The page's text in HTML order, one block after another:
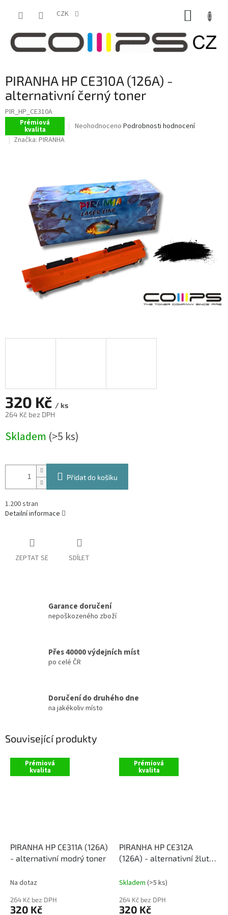
CZK
PIRANHA HP CE310A (126A) -
alternativní černý toner
PIR_HP_CE310A
Prémiová
kvalita
Průměrné
5
hvězdiček.
Neohodnoceno Podrobnosti hodnocení
Značka: PIRANHA
320 Kč / ks
264 Kč bez DPH
cena:
Skladem (>5 ks)
Přidat do košíku
1.200 stran
Detailní informace
ZEPTAT SE SDÍLET
Garance doručení
nepoškozeného zboží
Přes 40000 výdejních míst
po celé ČR
Doručení do druhého dne
na jakékoliv místo
Související produkty
Prémiová
kvalita
PIRANHA HP CE311A (126A)
- alternativní modrý toner
Na dotaz
264 Kč bez DPH
320 Kč
Prémiová
kvalita
PIRANHA HP CE312A
(126A) - alternativní žlutý
Skladem (>5 ks)
264 Kč bez DPH
320 Kč